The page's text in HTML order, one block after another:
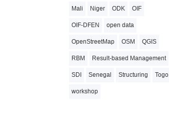
Mali Niger ODK OIF
OIF-DFEN open data
OpenStreetMap OSM QGIS
RBM Result-based Management
SDI Senegal Structuring Togo
workshop